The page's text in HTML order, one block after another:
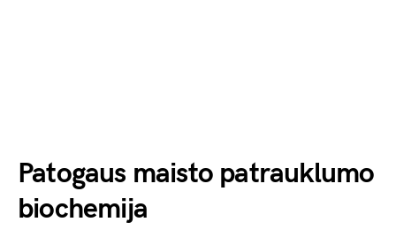
Patogaus maisto patrauklumo
biochemija